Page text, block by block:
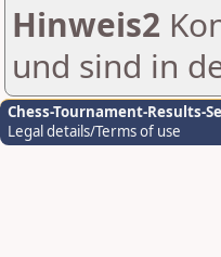
Hinweis2
und sind in
Chess-Tournament-Results-
Legal details/Terms of use